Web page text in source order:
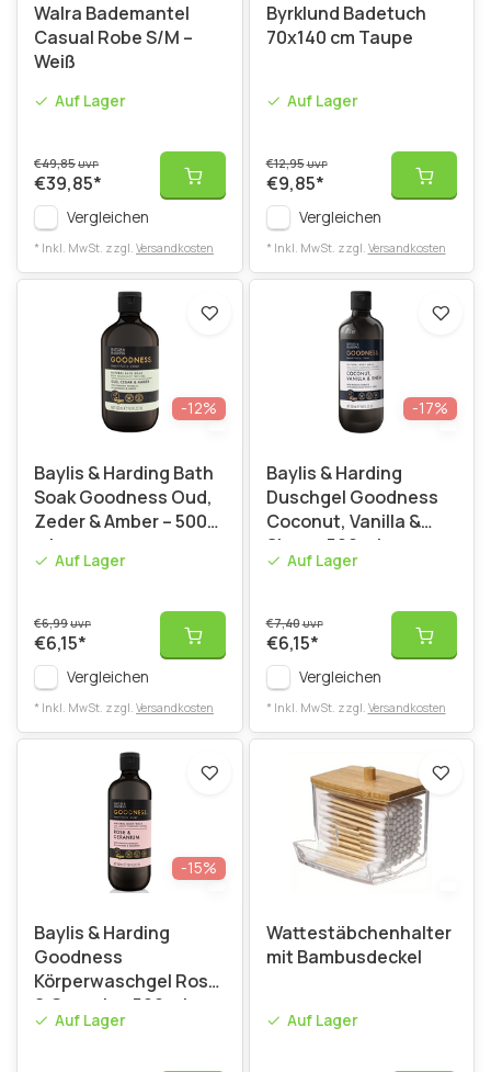
Walra Bademantel
Casual Robe S/M –
Weiß
Auf Lager
€49,85UVP
€39,85*
Vergleichen
* Inkl. MwSt. zzgl. Versandkosten
Byrklund Badetuch
70x140 cm Taupe
Auf Lager
€12,95UVP
€9,85*
Vergleichen
* Inkl. MwSt. zzgl. Versandkosten
-12%
Baylis & Harding Bath
Soak Goodness Oud,
Zeder & Amber – 500
ml
Auf Lager
€6,99UVP
€6,15*
Vergleichen
* Inkl. MwSt. zzgl. Versandkosten
-17%
Baylis & Harding
Duschgel Goodness
Coconut, Vanilla &
Shea – 500 ml
Auf Lager
€7,40UVP
€6,15*
Vergleichen
* Inkl. MwSt. zzgl. Versandkosten
-15%
Baylis & Harding
Goodness
Körperwaschgel Rose
& Geranie - 500 ml
Auf Lager
Wattestäbchenhalter
mit Bambusdeckel
Auf Lager